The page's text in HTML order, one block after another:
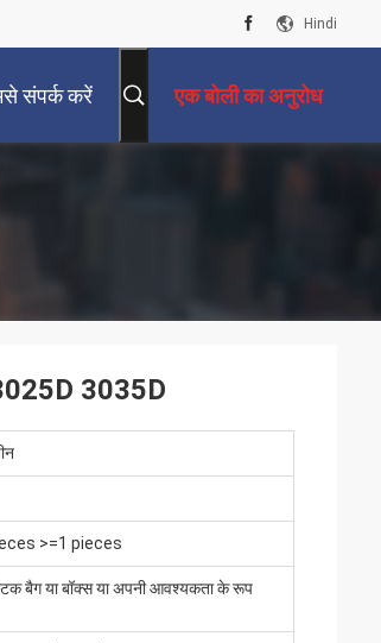
Hindi
संपर्क करें एक बोली का अनुरोध
3035D
>=1 pieces
बैग या बॉक्स या अपनी आवश्यकता के रूप